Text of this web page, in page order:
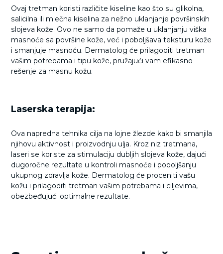
Ovaj tretman koristi različite kiseline kao što su glikolna,
salicilna ili mlečna kiselina za nežno uklanjanje površinskih
slojeva kože. Ovo ne samo da pomaže u uklanjanju viška
masnoće sa površine kože, već i poboljšava teksturu kože
i smanjuje masnoću. Dermatolog će prilagoditi tretman
vašim potrebama i tipu kože, pružajući vam efikasno
rešenje za masnu kožu.
Laserska terapija:
Ova napredna tehnika cilja na lojne žlezde kako bi smanjila
njihovu aktivnost i proizvodnju ulja. Kroz niz tretmana,
laseri se koriste za stimulaciju dubljih slojeva kože, dajući
dugoročne rezultate u kontroli masnoće i poboljšanju
ukupnog zdravlja kože. Dermatolog će proceniti vašu
kožu i prilagoditi tretman vašim potrebama i ciljevima,
obezbeđujući optimalne rezultate.